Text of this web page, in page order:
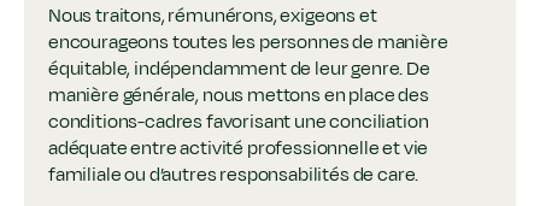
Nous traitons, rémunérons, exigeons et
encourageons toutes les personnes de manière
équitable, indépendamment de leur genre. De
manière générale, nous mettons en place des
conditions-cadres favorisant une conciliation
adéquate entre activité professionnelle et vie
familiale ou d’autres responsabilités de care.